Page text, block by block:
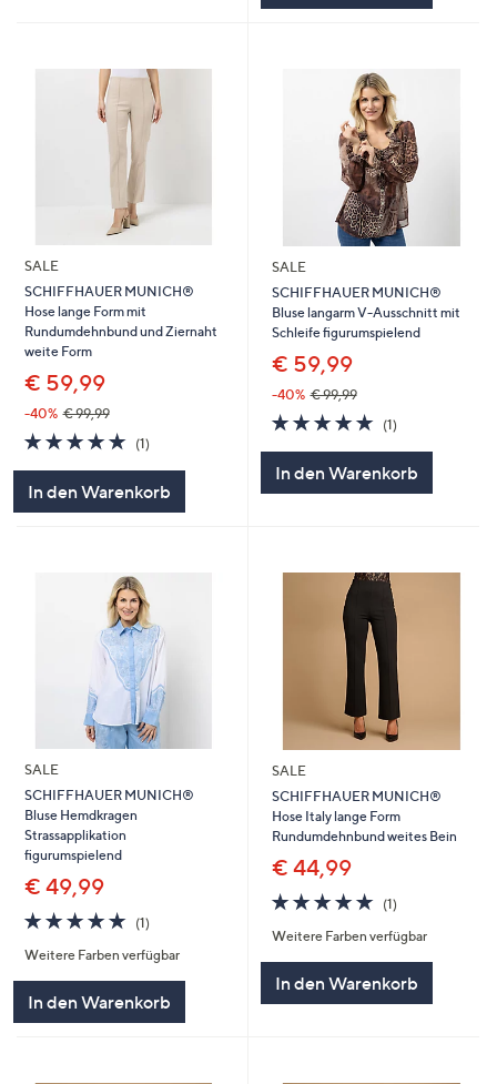
SALE
SCHIFFHAUER MUNICH®
Hose lange Form mit
Rundumdehnbund und Ziernaht
weite Form
€ 59,99
-40% € 99,99
5.0
von
(1)
In den Warenkorb
SALE
SCHIFFHAUER MUNICH®
Bluse langarm V-Ausschnitt mit
Schleife figurumspielend
€ 59,99
-40% € 99,99
5.0
von
5
(1)
In den Warenkorb
SALE
SCHIFFHAUER MUNICH®
Bluse Hemdkragen
Strassapplikation
figurumspielend
€ 49,99
5.0
von
5
(1)
Weitere Farben verfügbar
In den Warenkorb
SALE
SCHIFFHAUER MUNICH®
Hose Italy lange Form
Rundumdehnbund weites Bein
€ 44,99
5.0
von
5
(1)
Weitere Farben verfügbar
In den Warenkorb